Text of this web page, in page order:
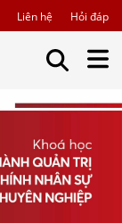
Liên hệ Hỏi đáp